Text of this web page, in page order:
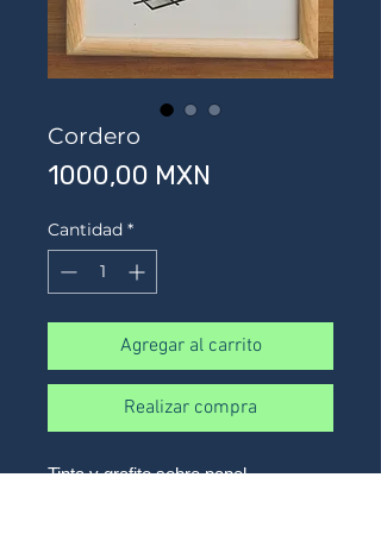
Cordero
1000,00 MXN
Cantidad *
Agregar al carrito
Realizar compra
Tinta y grafito sobre papel